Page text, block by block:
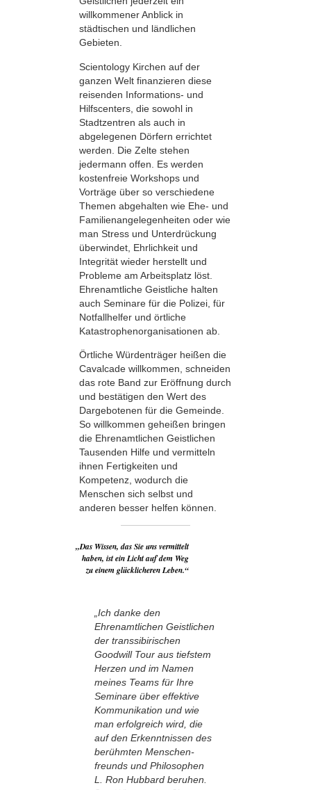
willkommener Anblick in
städtischen und ländlichen
Gebieten.
Scientology Kirchen auf der
ganzen Welt finanzieren diese
reisenden Informations- und
Hilfscenters, die sowohl in
Stadtzentren als auch in
abgelegenen Dörfern errichtet
werden. Die Zelte stehen
jedermann offen. Es werden
kostenfreie Workshops und
Vorträge über so verschiedene
Themen abgehalten wie Ehe- und
Familienangelegenheiten oder wie
man Stress und Unterdrückung
überwindet, Ehrlichkeit und
Integrität wieder herstellt und
Probleme am Arbeitsplatz löst.
Ehrenamtliche Geistliche halten
auch Seminare für die Polizei, für
Notfallhelfer und örtliche
Katastrophenorganisationen ab.
Örtliche Würdenträger heißen die
Cavalcade willkommen, schneiden
das rote Band zur Eröffnung durch
und bestätigen den Wert des
Dargebotenen für die Gemeinde.
So willkommen geheißen bringen
die Ehrenamtlichen Geistlichen
Tausenden Hilfe und vermitteln
ihnen Fertigkeiten und
Kompetenz, wodurch die
Menschen sich selbst und
anderen besser helfen können.
„Das Wissen, das Sie uns vermittelt
haben, ist ein Licht auf dem Weg
zu einem glücklicheren Leben.“
„Ich danke den
Ehrenamtlichen Geistlichen
der transsibirischen
Goodwill Tour aus tiefstem
Herzen und im Namen
meines Teams für Ihre
Seminare über effektive
Kommunikation und wie
man erfolgreich wird, die
auf den Erkenntnissen des
berühmten Menschen­
freunds und Philosophen
L. Ron Hubbard beruhen.